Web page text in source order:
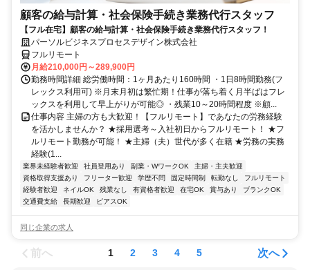
顧客の給与計算・社会保険手続き業務代行スタッフ
【フル在宅】顧客の給与計算・社会保険手続き業務代行スタッフ！
パーソルビジネスプロセスデザイン株式会社
フルリモート
月給210,000円～289,900円
勤務時間詳細 総労働時間：1ヶ月あたり160時間 ・1日8時間勤務(フ
レックス利用可) ※月末月初は繁忙期！仕事が落ち着く月半ばはフレ
ックスを利用して早上がりが可能◎ ・残業10～20時間程度 ※顧...
仕事内容 主婦の方も大歓迎！【フルリモート】であなたの労務経験
を活かしませんか？ ★採用選考～入社初日からフルリモート！ ★フ
ルリモート勤務が可能！ ★主婦（夫）世代が多く在籍 ★労務の実務
経験(1...
業界未経験者歓迎 社員登用あり 副業・WワークOK
主婦・主夫歓迎
資格取得支援あり
フリーター歓迎 学歴不問 固定時間制 転勤なし
フルリモート
経験者歓迎
ネイルOK 残業なし 有資格者歓迎 在宅OK 賞与あり
ブランクOK
交通費支給
長期歓迎 ピアスOK
同じ企業の求人
前へ 1 2 3 4 5 次へ